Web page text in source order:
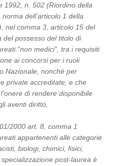
1992, n. 502 (Riordino della
dell’articolo 1 della
nel comma 3, articolo 15 del
del possesso del titolo di
“non medici”, tra i requisiti
ai concorsi per i ruoli
Nazionale, nonché per
private accreditate, e che
di rendere disponibile
aventi diritto,
2000 art. 8, comma 1
appartenenti alle categorie
biologi, chimici, fisici,
post-laurea è